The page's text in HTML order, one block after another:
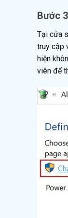
Bước
Tại cửa
truy cập
hiện
viên để